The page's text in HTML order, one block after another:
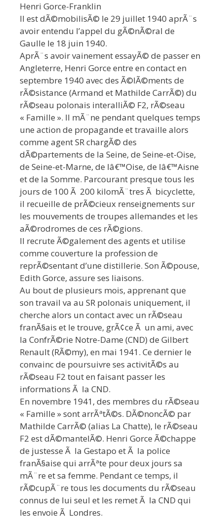
Henri Gorce-Franklin
Il est dÃ©mobilisÃ© le 29 juillet 1940 aprÃ¨s
avoir entendu l’appel du gÃ©nÃ©ral de
Gaulle le 18 juin 1940.
AprÃ¨s avoir vainement essayÃ© de passer en
Angleterre, Henri Gorce entre en contact en
septembre 1940 avec des Ã©lÃ©ments de
rÃ©sistance (Armand et Mathilde CarrÃ©) du
rÃ©seau polonais interalliÃ© F2, rÃ©seau
« Famille ». Il mÃ¨ne pendant quelques temps
une action de propagande et travaille alors
comme agent SR chargÃ© des
dÃ©partements de la Seine, de Seine-et-Oise,
de Seine-et-Marne, de lâ€™Oise, de lâ€™Aisne
et de la Somme. Parcourant presque tous les
jours de 100 Ã 200 kilomÃ¨tres Ã bicyclette,
il recueille de prÃ©cieux renseignements sur
les mouvements de troupes allemandes et les
aÃ©rodromes de ces rÃ©gions.
Il recrute Ã©galement des agents et utilise
comme couverture la profession de
reprÃ©sentant d’une distillerie. Son Ã©pouse,
Edith Gorce, assure ses liaisons.
Au bout de plusieurs mois, apprenant que
son travail va au SR polonais uniquement, il
cherche alors un contact avec un rÃ©seau
franÃ§ais et le trouve, grÃ¢ce Ã un ami, avec
la ConfrÃ©rie Notre-Dame (CND) de Gilbert
Renault (RÃ©my), en mai 1941. Ce dernier le
convainc de poursuivre ses activitÃ©s au
rÃ©seau F2 tout en faisant passer les
informations Ã la CND.
En novembre 1941, des membres du rÃ©seau
« Famille » sont arrÃªtÃ©s. DÃ©noncÃ© par
Mathilde CarrÃ© (alias La Chatte), le rÃ©seau
F2 est dÃ©mantelÃ©. Henri Gorce Ã©chappe
de justesse Ã la Gestapo et Ã la police
franÃ§aise qui arrÃªte pour deux jours sa
mÃ¨re et sa femme. Pendant ce temps, il
rÃ©cupÃ¨re tous les documents du rÃ©seau
connus de lui seul et les remet Ã la CND qui
les envoie Ã Londres.